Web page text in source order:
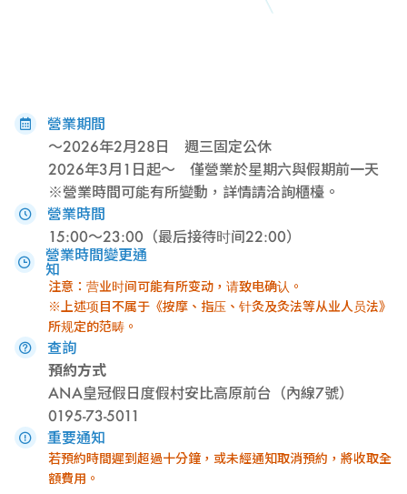
營業期間
～2026年2月28日 週三固定公休
2026年3月1日起～ 僅營業於星期六與假期前一天
※營業時間可能有所變動，詳情請洽詢櫃檯。
營業時間
15:00～23:00（最后接待时间22:00）
營業時間變更通
知
注意：营业时间可能有所变动，请致电确认。
※上述项目不属于《按摩、指压、针灸及灸法等从业人员法》
所规定的范畴。
查詢
預約方式
ANA皇冠假日度假村安比高原前台（內線7號）
0195-73-5011
重要通知
若預約時間遲到超過十分鐘，或未經通知取消預約，將收取全
額費用。